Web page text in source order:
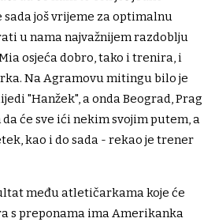
sada još vrijeme za optimalnu
u nama najvažnijem razdoblju
osjeća dobro, tako i trenira, i
Na Agramovu mitingu bilo je
"Hanžek", a onda Beograd, Prag
će sve ići nekim svojim putem, a
kao i do sada - rekao je trener
među atletičarkama koje će
s preponama ima Amerikanka